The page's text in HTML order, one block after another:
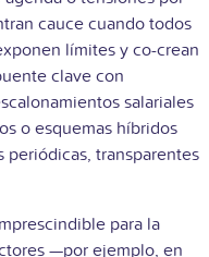
cauce cuando todos
límites y co-crean
clave con
salariales
o esquemas híbridos
periódicas, transparentes
para la
—por ejemplo, en